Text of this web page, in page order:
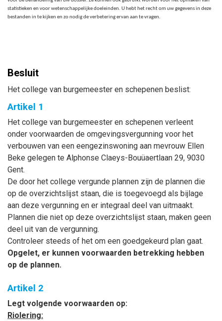
statistieken en voor wetenschappelijke doeleinden. U hebt het recht om uw gegevens in deze
bestanden in te kijken en zo nodig de verbetering ervan aan te vragen.
Besluit
Het college van burgemeester en schepenen beslist:
Artikel 1
Het college van burgemeester en schepenen verleent
onder voorwaarden de omgevingsvergunning voor het
verbouwen van een eengezinswoning aan mevrouw Ellen
Beke gelegen te Alphonse Claeys-Bouüaertlaan 29, 9030
Gent.
De door het college vergunde plannen zijn de plannen die
op de overzichtslijst staan, die is toegevoegd als bijlage
aan deze vergunning en er integraal deel van uitmaakt.
Plannen die niet op deze overzichtslijst staan, maken geen
deel uit van de vergunning.
Controleer steeds of het om een goedgekeurd plan gaat.
Opgelet, er kunnen voorwaarden betrekking hebben
op de plannen.
Artikel 2
Legt volgende voorwaarden op:
Riolering: